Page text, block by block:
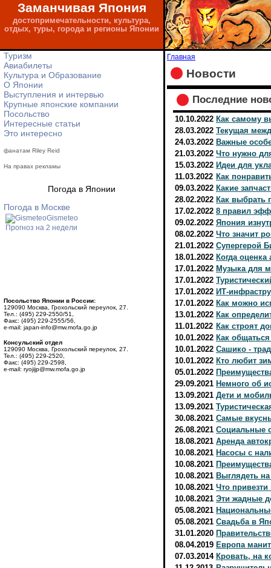
Заманчивая Япония
достопримечательности, культура,
отдых, туры, города и регионы Японии
Туризм
Авиабилеты
Культура и Образование
О Японии
Выступления и интервью
Крупные японские компании
Посольство
Интересные статьи
Это интересно
фанатам Riley Reid
На правах рекламы
Погода в Японии
Погода в Москве
Gismeteo
Прогноз на 2 недели
Посольство Японии в России:
129090 Москва, Грохольский переулок, 27.
Тел.: (495) 229-2550/51,
Факс: (495) 229-2555/56,
e-mail: japan-info@mw.mofa.go.jp
Консульский отдел
129090 Москва, Грохольский переулок, 27.
Тел.: (495) 229-2520,
Факс: (495) 229-2598,
e-mail: ryojijp@mw.mofa.go.jp
Главная
Новости
Последние
10.10.2022 Как самому
28.03.2022 Текущая
24.03.2022 Важные
21.03.2022 Что нужно
15.03.2022 Идеи для
11.03.2022 Как
09.03.2022 Какие
28.02.2022 Как выбрать
17.02.2022 8 правил
09.02.2022 Япония
08.02.2022 Что значит
21.01.2022 Cупергерой
18.01.2022 Когда
17.01.2022 Музыка для
17.01.2022
17.01.2022 ИТ-
17.01.2022 Как можно
13.01.2022 Как
11.01.2022 Как строят
10.01.2022 Как
10.01.2022 Сашико -
10.01.2022 Кто любит
05.01.2022
29.09.2021 Немного об
13.09.2021 Дети и
13.09.2021
30.08.2021 Самые
26.08.2021 Социальные
18.08.2021 Аренда
10.08.2021 Насосы с
10.08.2021
10.08.2021 Выглядеть
10.08.2021 Что
10.08.2021 Эти жадные
05.08.2021
05.08.2021 Свадьба в
31.01.2020
08.04.2019 Европа
07.03.2014 Кровать, на